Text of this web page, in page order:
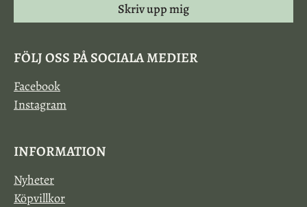
Skriv upp mig
FÖLJ OSS PÅ SOCIALA MEDIER
Facebook
Instagram
INFORMATION
Nyheter
Köpvillkor